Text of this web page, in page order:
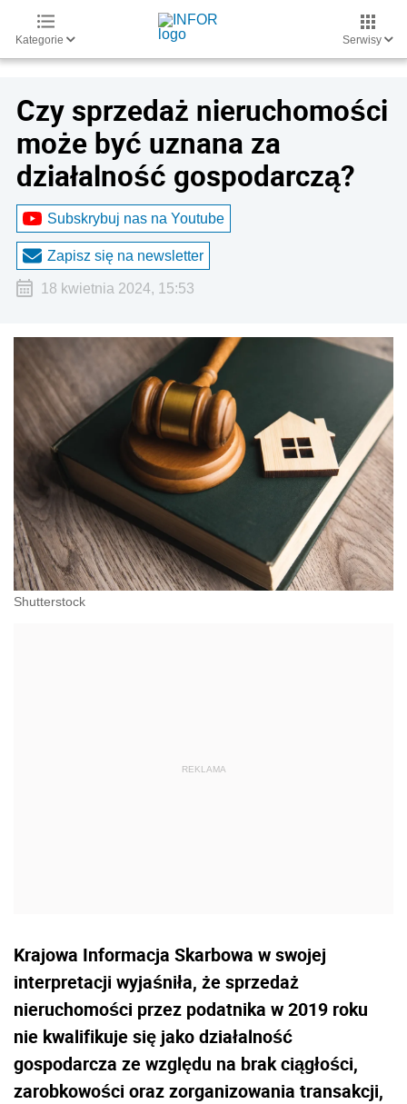
Kategorie Serwisy
Czy sprzedaż nieruchomości
może być uznana za
działalność gospodarczą?
Subskrybuj nas na Youtube
Zapisz się na newsletter
18 kwietnia 2024, 15:53
Shutterstock
Krajowa Informacja Skarbowa w swojej
interpretacji wyjaśniła, że sprzedaż
nieruchomości przez podatnika w 2019 roku
nie kwalifikuje się jako działalność
gospodarcza ze względu na brak ciągłości,
zarobkowości oraz zorganizowania transakcji,